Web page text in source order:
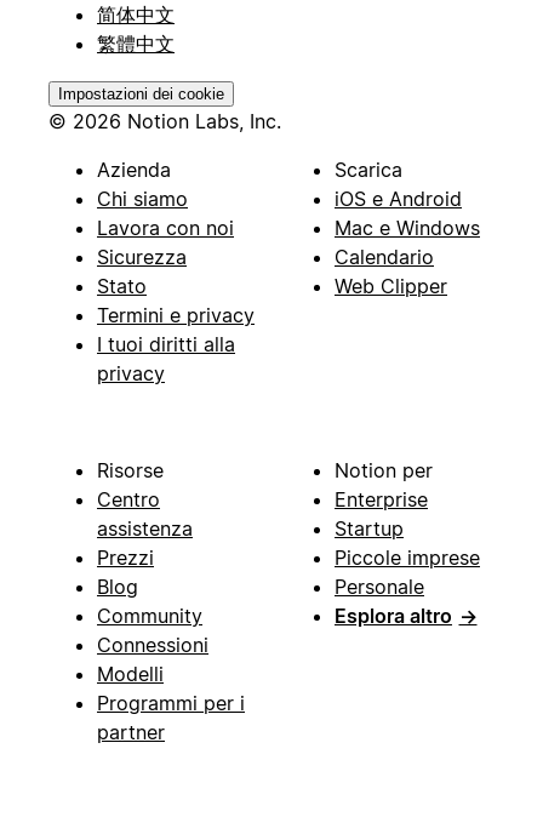
简体中文
繁體中文
Impostazioni dei cookie
© 2026 Notion Labs, Inc.
Azienda
Chi siamo
Lavora con noi
Sicurezza
Stato
Termini e privacy
I tuoi diritti alla
privacy
Scarica
iOS e Android
Mac e Windows
Calendario
Web Clipper
Risorse
Centro
assistenza
Prezzi
Blog
Community
Connessioni
Modelli
Programmi per i
partner
Notion per
Enterprise
Startup
Piccole imprese
Personale
Esplora altro →